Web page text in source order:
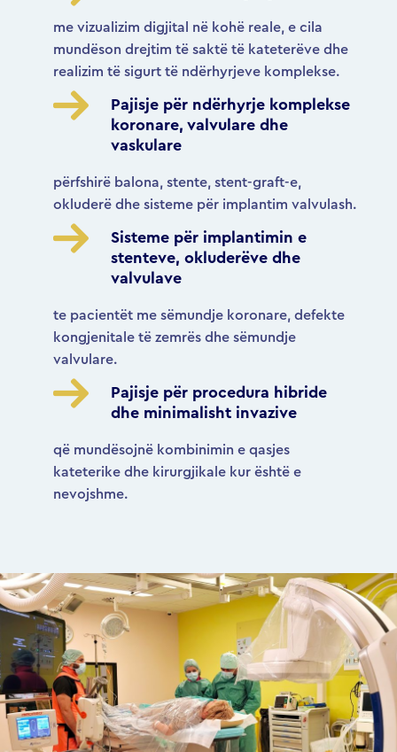
me vizualizim digjital në kohë reale, e cila
mundëson drejtim të saktë të kateterëve dhe
realizim të sigurt të ndërhyrjeve komplekse.
Pajisje për ndërhyrje komplekse
koronare, valvulare dhe
vaskulare
përfshirë balona, stente, stent-graft-e,
okluderë dhe sisteme për implantim valvulash.
Sisteme për implantimin e
stenteve, okluderëve dhe
valvulave
te pacientët me sëmundje koronare, defekte
kongjenitale të zemrës dhe sëmundje
valvulare.
Pajisje për procedura hibride
dhe minimalisht invazive
që mundësojnë kombinimin e qasjes
kateterike dhe kirurgjikale kur është e
nevojshme.